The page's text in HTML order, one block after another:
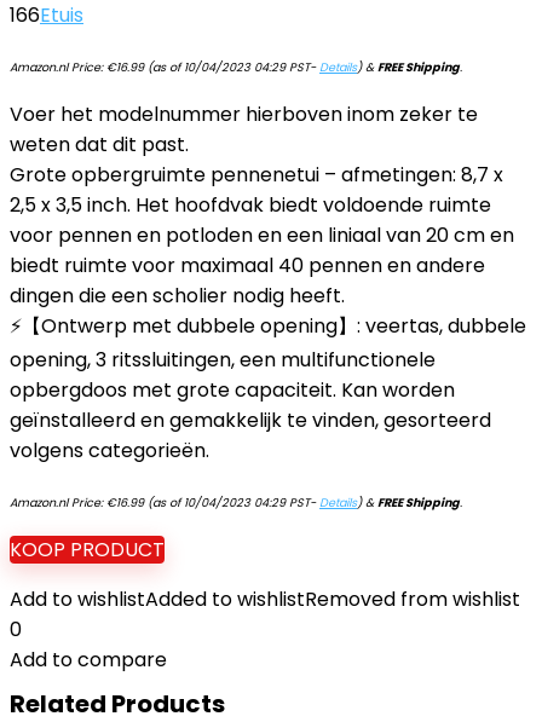
166Etuis
Amazon.nl Price: €16.99(as of 10/04/2023 04:29 PST-Details)&FREE Shipping.
Voer het modelnummer hierboven inom zeker te
weten dat dit past.
Grote opbergruimte pennenetui – afmetingen: 8,7 x
2,5 x 3,5 inch. Het hoofdvak biedt voldoende ruimte
voor pennen en potloden en een liniaal van 20 cm en
biedt ruimte voor maximaal 40 pennen en andere
dingen die een scholier nodig heeft.
⚡【Ontwerp met dubbele opening】: veertas, dubbele
opening, 3 ritssluitingen, een multifunctionele
opbergdoos met grote capaciteit. Kan worden
geïnstalleerd en gemakkelijk te vinden, gesorteerd
volgens categorieën.
Amazon.nl Price: €16.99(as of 10/04/2023 04:29 PST-Details)&FREE Shipping.
KOOP PRODUCT
Add to wishlistAdded to wishlistRemoved from wishlist
0
Add to compare
Related Products